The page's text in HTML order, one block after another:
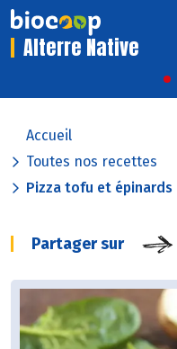
Alterre Native
Accueil
Toutes nos recettes
Pizza tofu et épinards
Partager sur